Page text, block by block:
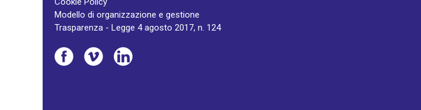
Modello di organizzazione e gestione
Trasparenza - Legge 4 agosto 2017, n. 124